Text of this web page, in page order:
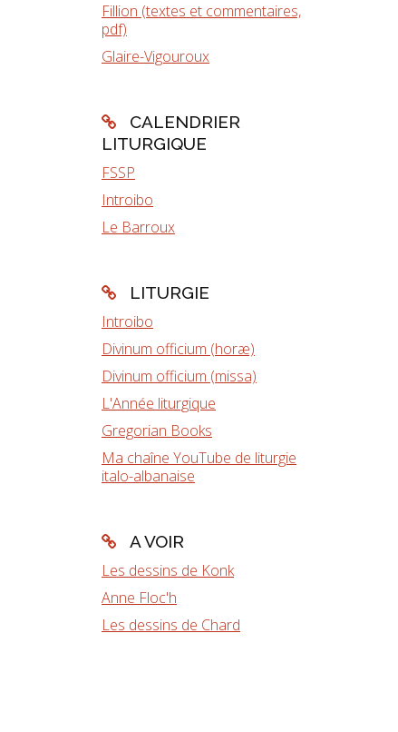
Fillion (textes et commentaires,
pdf)
Glaire-Vigouroux
CALENDRIER
LITURGIQUE
FSSP
Introibo
Le Barroux
LITURGIE
Introibo
Divinum officium (horæ)
Divinum officium (missa)
L'Année liturgique
Gregorian Books
Ma chaîne YouTube de liturgie
italo-albanaise
A VOIR
Les dessins de Konk
Anne Floc'h
Les dessins de Chard